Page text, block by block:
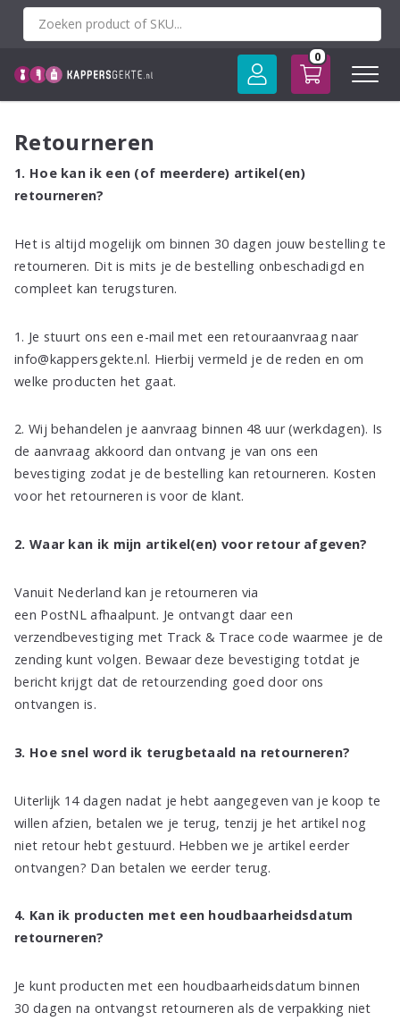
Spring
0
Retourneren
1. Hoe kan ik een (of meerdere) artikel(en)
retourneren?
Het is altijd mogelijk om binnen 30 dagen jouw bestelling te
retourneren. Dit is mits je de bestelling onbeschadigd en
compleet kan terugsturen.
1. Je stuurt ons een e-mail met een retouraanvraag naar
info@kappersgekte.nl. Hierbij vermeld je de reden en om
welke producten het gaat.
2. Wij behandelen je aanvraag binnen 48 uur (werkdagen). Is
de aanvraag akkoord dan ontvang je van ons een
bevestiging zodat je de bestelling kan retourneren. Kosten
voor het retourneren is voor de klant.
2. Waar kan ik mijn artikel(en) voor retour afgeven?
Vanuit Nederland kan je retourneren via
een PostNL afhaalpunt. Je ontvangt daar een
verzendbevestiging met Track & Trace code waarmee je de
zending kunt volgen. Bewaar deze bevestiging totdat je
bericht krijgt dat de retourzending goed door ons
ontvangen is.
3. Hoe snel word ik terugbetaald na retourneren?
Uiterlijk 14 dagen nadat je hebt aangegeven van je koop te
willen afzien, betalen we je terug, tenzij je het artikel nog
niet retour hebt gestuurd. Hebben we je artikel eerder
ontvangen? Dan betalen we eerder terug.
4. Kan ik producten met een houdbaarheidsdatum
retourneren?
Je kunt producten met een houdbaarheidsdatum binnen
30 dagen na ontvangst retourneren als de verpakking niet